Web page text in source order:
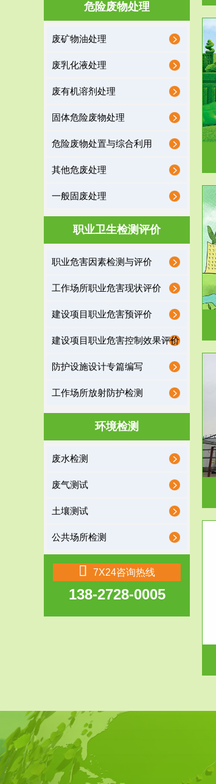
危险废物处理
废矿物油处理
废乳化液处理
废有机溶剂处理
固体危险废物处理
危险废物处置与综合利用
其他危废处理
一般固废处理
职业卫生检测评价
职业危害因素检测与评价
工作场所职业危害现状评价
建设项目职业危害预评价
建设项目职业危害控制效果评价
防护设施设计专篇编写
工作场所放射防护检测
环境检测
废水检测
废气测试
土壤测试
公共场所检测
7X24咨询热线
138-2728-0005
服务范围
噪声治理
服务范围
园区环保管家
保护作用促进供给侧结...
服务范围
危险废物处理
危险废物解释：根据《中华人民共和国固体废物
污染防治法》的规定，危...
服务范围
工作场所职业危害现状评价